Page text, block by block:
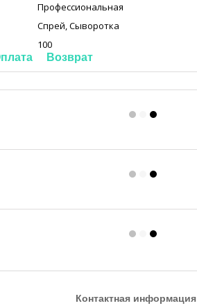
Профессиональная
Спрей, Сыворотка
100
Возврат
Контактная информация